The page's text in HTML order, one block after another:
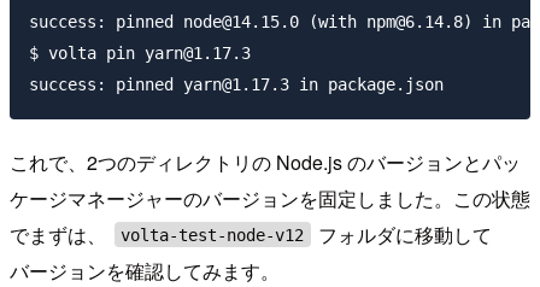
success: pinned node@14.15.0 (with npm@6.14.8) in
$ volta pin yarn@1.17.3
これで、2つのディレクトリの Node.js のバージョンとパッ
ケージマネージャーのバージョンを固定しました。この状態
でまずは、
volta-test-node-v12
フォルダに移動して
バージョンを確認してみます。